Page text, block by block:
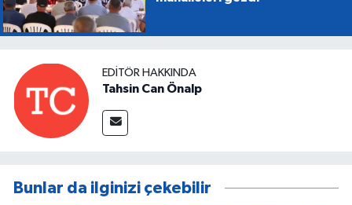
EDITÖR HAKKINDA
Tahsin Can Önalp
Bunlar da ilginizi çekebilir